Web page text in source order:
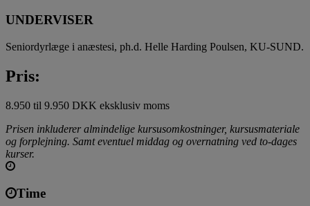
UNDERVISER
Seniordyrlæge i anæstesi, ph.d. Helle Harding Poulsen, KU-SUND.
Pris:
8.950 til 9.950 DKK eksklusiv moms
Prisen inkluderer almindelige kursusomkostninger, kursusmateriale
og forplejning. Samt eventuel middag og overnatning ved to-dages
kurser.
Time